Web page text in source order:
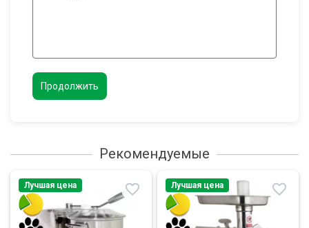
Продолжить
Рекомендуемые
Лучшая цена Лучшая цена